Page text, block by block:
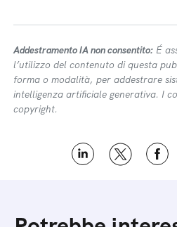
Addestramento IA non consentito: É
l’utilizzo del contenuto di questa
forma o modalità, per addestrare
intelligenza artificiale generativa. I
copyright.